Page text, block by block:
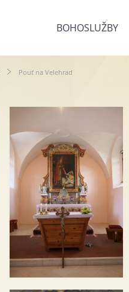
BOHOSLUŽBY
Pouť na Velehrad